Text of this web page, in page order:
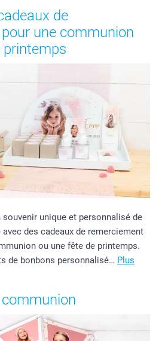
de
une communion
printemps
unique et personnalisé de
des cadeaux de remerciement
ou une fête de printemps.
de bonbons personnalisé… Plus